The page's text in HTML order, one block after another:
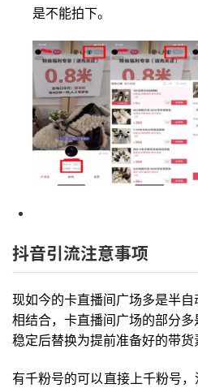
会
员
专
区
是不能拍下。
抖音引流注意事项
现如今的卡直播间广场多是半
相结合，卡直播间广场的部分
稳定后替换为提前准备好的带货
有千粉号的可以直接上千粉号